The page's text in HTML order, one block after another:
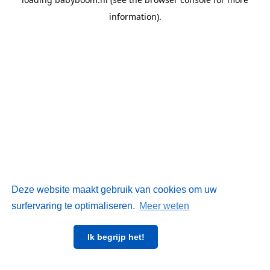
Deze website maakt gebruik van cookies om uw
surfervaring te optimaliseren. Meer weten
Ik begrijp het!
information).